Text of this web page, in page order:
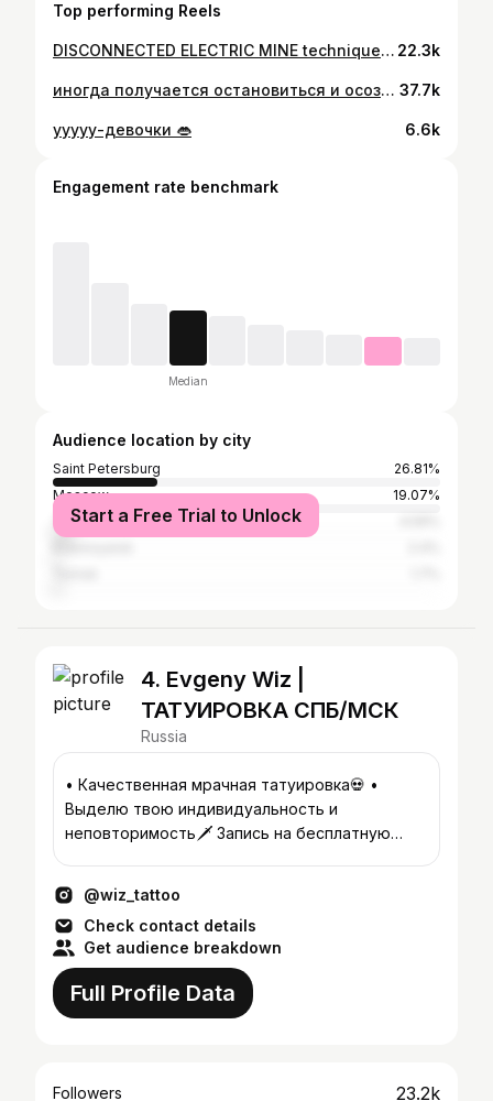
Top performing Reels
DISCONNECTED ELECTRIC MINE technique routine 💥 Collab class for @pride__method @kovyazin_d !! Лучший❤️‍🔥 @piterindaheels носочки 🥹 22.3k
иногда получается остановиться и осознать . сколько я всего сделала и какой путь прошла невероятно Лера, ты такая умница это чувство, знаете - когда ты в каждом моменте был прав в каждом даже если ошибался даже, если казалось, что поступил не так нет ты поступил правильно в любом моменте выбора сколько труда вложено в тело, ум и душу это всё так важно и так ценно ! хочу сказать вам - верьте в себя верьте в себя . и делайте каждый день или не каждый не смотрите ни на кого или смотрите на всех, но выбирайте только то, что говорит ваше сердце . 💫. ‘танцую в Ленинград-центре / made from @deckiknights 37.7k
ууууу-девочки 👄 6.6k
Engagement rate benchmark
Median
Audience location by city
Saint Petersburg
26.81%
Moscow
19.07%
Tolyatti
Start a Free Trial to Unlock
4. Evgeny Wiz |
ТАТУИРОВКА СПБ/МСК
Russia
• Качественная мрачная татуировка💀 •
Выделю твою индивидуальность и
неповторимость🗡️ Запись на бесплатную
@wiz_tattoo
Check contact details
Get audience breakdown
Full Profile Data
Followers 23.2k